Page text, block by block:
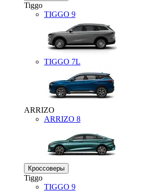
Tiggo
TIGGO 9
TIGGO 7L
ARRIZO
ARRIZO 8
Кроссоверы
Tiggo
TIGGO 9